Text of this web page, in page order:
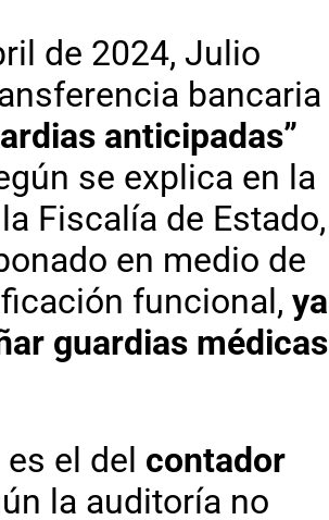
de 2024, Julio
bancaria
anticipadas”
se explica en la
Fiscalía de Estado,
en medio de
funcional, ya
guardias médicas
el del contador
la auditoría no